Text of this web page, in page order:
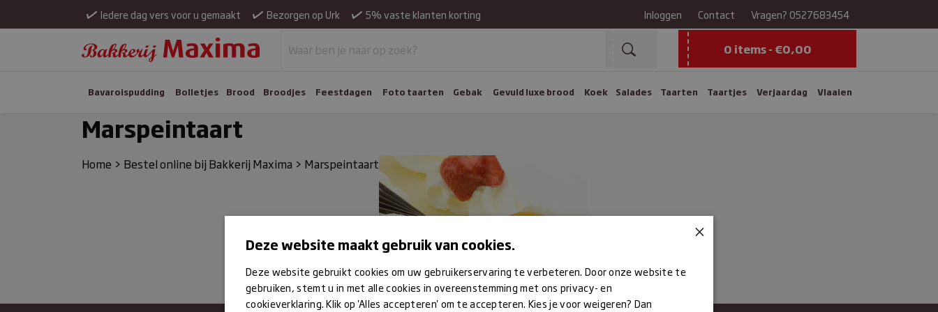
Iedere dag vers voor u gemaakt Bezorgen op Urk 5% vaste klanten korting Inloggen Contact Vragen? 0527683454
0 items - €0,00
Bavaroispudding Bolletjes Brood Broodjes Feestdagen Foto taarten Gebak Gevuld luxe brood Koek Salades Taarten Taartjes Verjaardag Vlaaien
Marspeintaart
Home > Bestel online bij Bakkerij Maxima > Marspeintaart
×
Deze website maakt gebruik van cookies.
Deze website gebruikt cookies om uw gebruikerservaring te verbeteren. Door onze website te
gebruiken, stemt u in met alle cookies in overeenstemming met ons privacy- en
cookieverklaring. Klik op 'Alles accepteren' om te accepteren. Kies je voor weigeren? Dan